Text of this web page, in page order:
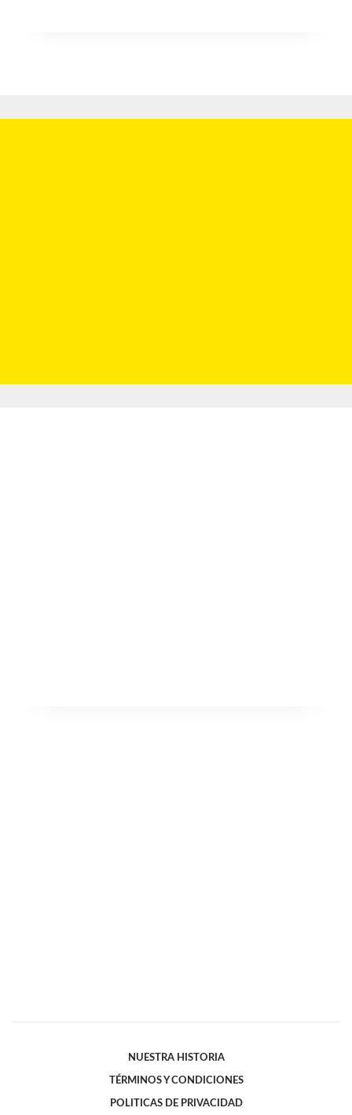
NUESTRA HISTORIA
TÉRMINOS Y CONDICIONES
POLITICAS DE PRIVACIDAD